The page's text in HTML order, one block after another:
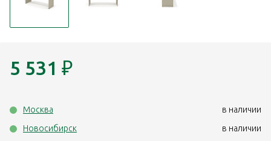
5 531 ₽
Москва
в наличии
Новосибирск
в наличии